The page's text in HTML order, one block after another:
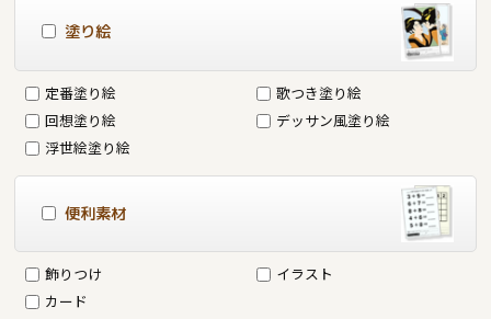
塗り絵
定番塗り絵
歌つき塗り絵
回想塗り絵
デッサン風塗り絵
浮世絵塗り絵
便利素材
飾りつけ
イラスト
カード